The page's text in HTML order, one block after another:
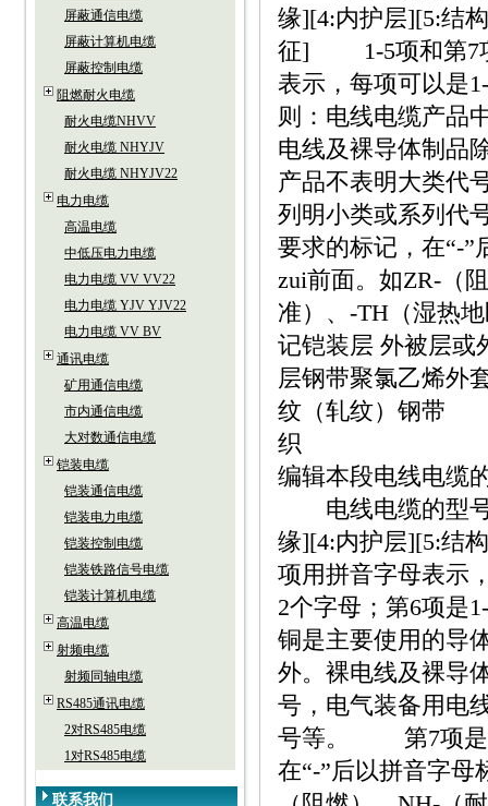
屏蔽通信电缆
屏蔽计算机电缆
屏蔽控制电缆
阻燃耐火电缆
耐火电缆NHVV
耐火电缆 NHYJV
耐火电缆 NHYJV22
电力电缆
高温电缆
中低压电力电缆
电力电缆 VV VV22
电力电缆 YJV YJV22
电力电缆 VV BV
通讯电缆
矿用通信电缆
市内通信电缆
大对数通信电缆
铠装电缆
铠装通信电缆
铠装电力电缆
铠装控制电缆
铠装铁路信号电缆
铠装计算机电缆
高温电缆
射频电缆
射频同轴电缆
RS485通讯电缆
2对RS485电缆
1对RS485电缆
联系我们
缘][4:内护层][5:结
征] 1-5项和第7项
表示，每项可以
则：电线电缆产品
电线及裸导体制品
产品不表明大类代
列明小类或系列
要求的标记，在“-
zui前面。如ZR-（
准）、-TH（湿热
记铠装层 外被
层钢带聚氯乙
纹（轧纹）钢
织
编辑本段电线电缆
电线电缆的型
缘][4:内护层][5:结
项用拼音字母表示
2个字母；第6项
铜是主要使用的导
外。裸电线及裸导
号，电气装备用电
号等。 第7项是各
在“-”后以拼音字母